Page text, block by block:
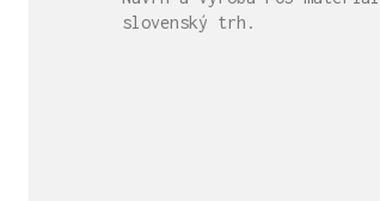
slovenský trh.